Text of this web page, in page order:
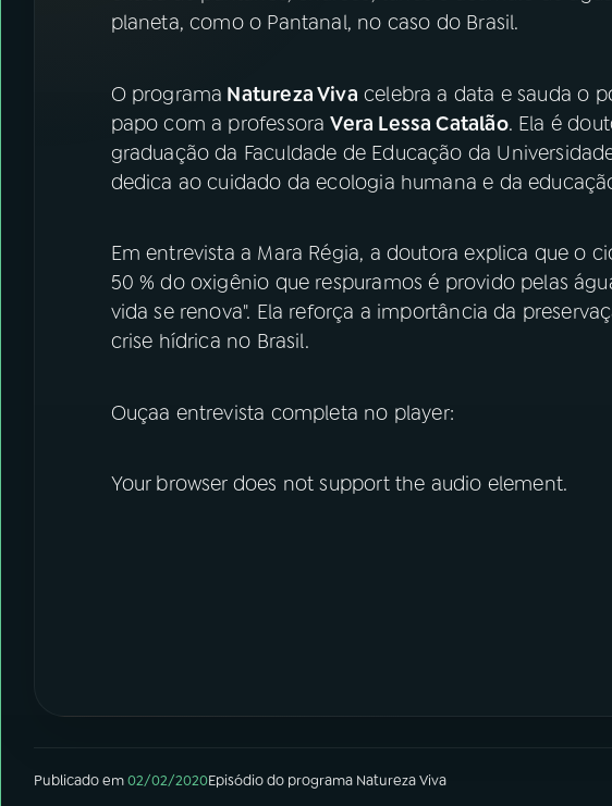
planeta, como o Pantanal, no caso do Brasil.
O programa Natureza Viva celebra a data e sauda o
papo com a professoraVera Lessa Catalão. Ela é
graduação da Faculdade de Educação da
dedica ao cuidado da ecologia humana e da
Em entrevista a Mara Régia, a doutora explica que o
50 % do oxigênio que respuramos é provido pelas
vida se renova". Ela reforça a importância da
crise hídrica no Brasil.
Ouçaa entrevista completa no player:
Your browser does not support the audio element.
Publicado em02/02/2020Episódiodo programa Natureza Viva